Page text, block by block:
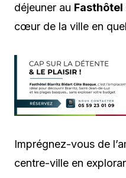
déjeuner au Fasthôtel
cœur de la ville en
Imprégnez-vous de
centre-ville en